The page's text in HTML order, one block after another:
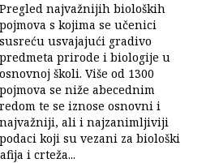
Pregled najvažnijih bioloških
pojmova s kojima se učenici
susreću usvajajući gradivo
predmeta prirode i biologije u
osnovnoj školi. Više od 1300
pojmova se niže abecednim
redom te se iznose osnovni i
najvažniji, ali i najzanimljiviji
podaci koji su vezani za biološki
i crteža...